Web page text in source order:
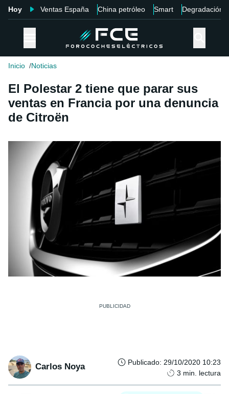
Hoy Ventas España China petróleo Smart Degradación
Inicio Noticias
El Polestar 2 tiene que parar sus
ventas en Francia por una denuncia
de Citroën
Carlos Noya Publicado: 29/10/2020 10:23
3 min. lectura